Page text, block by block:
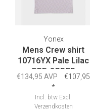
Yonex
Mens Crew shirt
10716YX Pale Lilac
PRE-ORDER
€134,95 AVP
€107,95
*
Incl. btw Excl.
Verzendkosten